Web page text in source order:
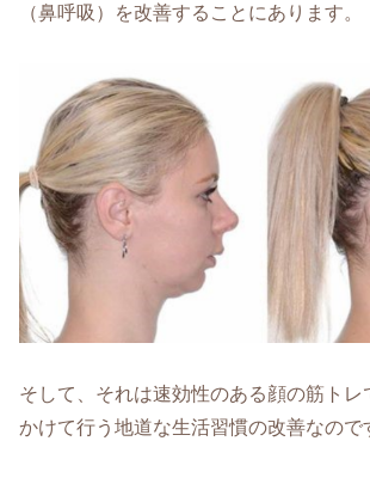
（鼻呼吸）を改善することにあります。
そして、それは速効性のある顔の筋トレ
かけて行う地道な生活習慣の改善なので